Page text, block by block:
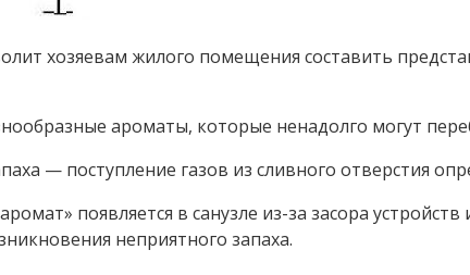
хозяевам жилого помещения составить
ароматы, которые ненадолго могут
— поступление газов из сливного отверстия
появляется в санузле из-за засора
неприятного запаха.